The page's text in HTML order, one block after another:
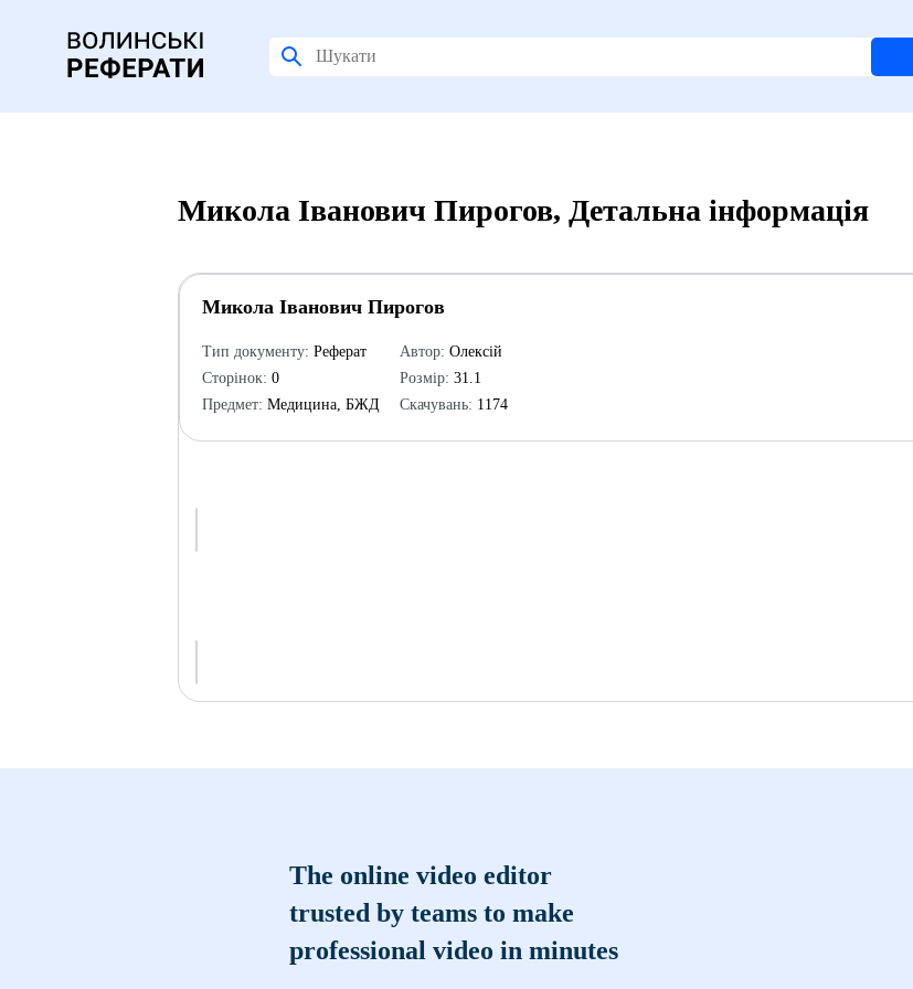
Микола Іванович Пирогов, Детальна інформація
Микола Іванович Пирогов
Тип документу: Реферат
Сторінок: 0
Предмет: Медицина, БЖД
Автор: Олексій
Розмір: 31.1
Скачувань: 1174
The online video editor
trusted by teams to make
professional video in minutes